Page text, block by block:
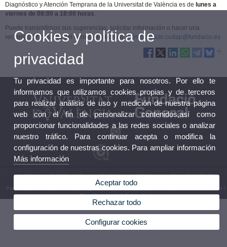
Diagnóstico y Atención Temprana de la Universitat de València es de lunes a
viernes de 08:00 a 18:00 horas
Puede transmitirnos sus sugerencias, solicitar información o hacer una
reclamación a través del correo electrónico:administracio.cudap@fundacio.es
© 2026 UV. - CUDAP - C/ Guardia Civil 22, bajo, 46020 Valencia. Tel: 963 93 79 99
Política privacidad Transparencia Términos y condiciones de uso
Canal Interno de Información|
Cookies y política de
privacidad
Tu privacidad es importante para nosotros. Por ello te
informamos que utilizamos cookies propias y de terceros
para realizar análisis de uso y medición de nuestra página
web con el fin de personalizar contenidos,así como
proporcionar funcionalidades a las redes sociales o analizar
nuestro tráfico. Para continuar acepta o modifica la
configuración de nuestras cookies. Para ampliar información
Más información
Aceptar todo
Rechazar todo
Configurar cookies